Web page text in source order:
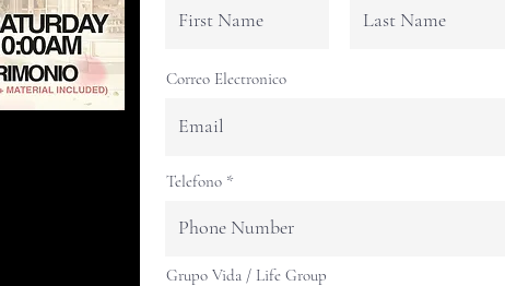
Correo Electronico
Telefono
Grupo Vida / Life Group